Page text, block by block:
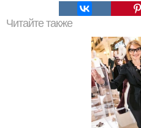
Читайте также